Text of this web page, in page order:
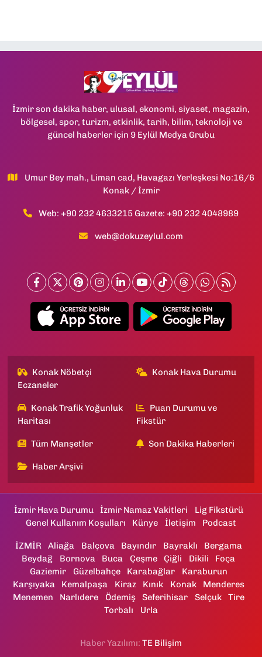
İzmir son dakika haber, ulusal, ekonomi, siyaset, magazin,
bölgesel, spor, turizm, etkinlik, tarih, bilim, teknoloji ve
güncel haberler için 9 Eylül Medya Grubu
Umur Bey mah., Liman cad, Havagazı Yerleşkesi No:16/6
Konak / İzmir
Web: +90 232 4633215 Gazete: +90 232 4048989
web@dokuzeylul.com
Konak Nöbetçi
Eczaneler
Konak Hava Durumu
Konak Trafik Yoğunluk
Haritası
Puan Durumu ve
Fikstür
Tüm Manşetler Son Dakika Haberleri
Haber Arşivi
İzmir Hava Durumu İzmir Namaz Vakitleri
Lig Fikstürü
Genel Kullanım Koşulları
Künye İletişim Podcast
İZMİR Aliağa Balçova Bayındır Bayraklı
Bergama
Beydağ
Bornova Buca Çeşme Çiğli Dikili
Foça
Gaziemir
Güzelbahçe Karabağlar
Karaburun
Karşıyaka
Kemalpaşa Kiraz Kınık Konak
Menderes
Menemen
Narlıdere Ödemiş Seferihisar Selçuk
Tire
Torbalı
Urla
Haber Yazılımı: TE Bilişim